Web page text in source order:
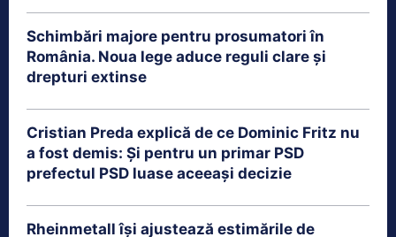
Schimbări majore pentru prosumatori în
România. Noua lege aduce reguli clare și
drepturi extinse
Cristian Preda explică de ce Dominic Fritz nu
a fost demis: Și pentru un primar PSD
prefectul PSD luase aceeași decizie
Rheinmetall își ajustează estimările de